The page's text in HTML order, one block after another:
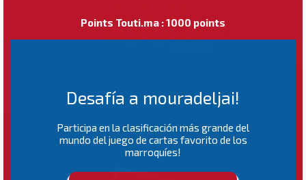
Points Touti.ma : 1000 points
Desafía a mouradeljai!
Participa en la clasificación más grande del
mundo del juego de cartas favorito de los
marroquíes!